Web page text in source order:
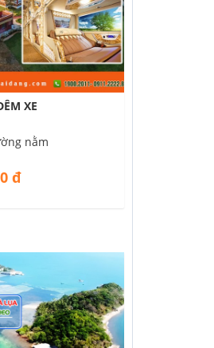
XE
nằm
đ